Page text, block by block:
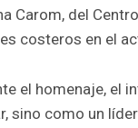
Carom, del
costeros en el
el homenaje, el
sino como un